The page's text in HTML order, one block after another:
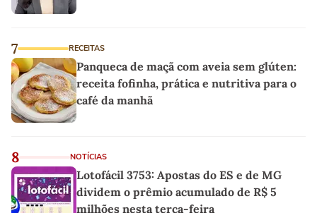
7 RECEITAS
Panqueca de maçã com aveia sem glúten:
receita fofinha, prática e nutritiva para o
café da manhã
8 NOTÍCIAS
Lotofácil 3753: Apostas do ES e de MG
dividem o prêmio acumulado de R$ 5
milhões nesta terça-feira